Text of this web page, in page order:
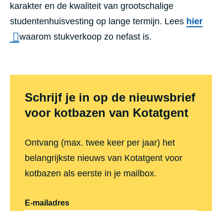
karakter en de kwaliteit van grootschalige
studentenhuisvesting op lange termijn. Lees hier
waarom stukverkoop zo nefast is.
Schrijf je in op de nieuwsbrief
voor kotbazen van Kotatgent
Ontvang (max. twee keer per jaar) het
belangrijkste nieuws van Kotatgent voor
kotbazen als eerste in je mailbox.
E-mailadres